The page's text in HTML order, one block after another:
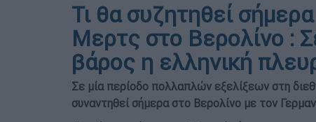
Τι θα συζητηθεί
Μερτς στο Βερολίνο :
βάρος η ελληνική
Σε μία περίοδο πολλαπλών εξελίξεων στη
συναντηθεί σήμερα στο Βερολίνο με τον